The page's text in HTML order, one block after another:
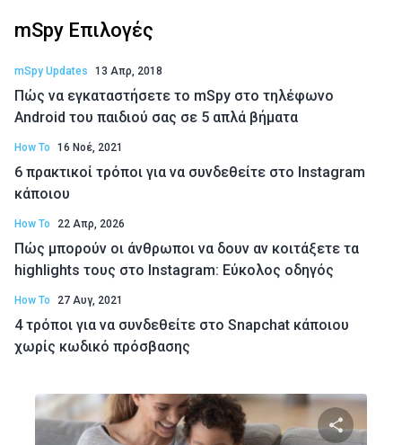
mSpy Επιλογές
mSpy Updates 13 Απρ, 2018
Πώς να εγκαταστήσετε το mSpy στο τηλέφωνο
Android του παιδιού σας σε 5 απλά βήματα
How To 16 Νοέ, 2021
6 πρακτικοί τρόποι για να συνδεθείτε στο Instagram
κάποιου
How To 22 Απρ, 2026
Πώς μπορούν οι άνθρωποι να δουν αν κοιτάξετε τα
highlights τους στο Instagram: Εύκολος οδηγός
How To 27 Αυγ, 2021
4 τρόποι για να συνδεθείτε στο Snapchat κάποιου
χωρίς κωδικό πρόσβασης